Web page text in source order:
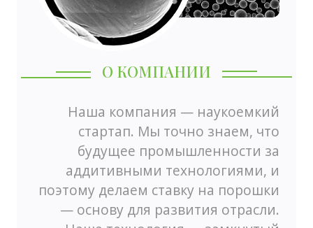
О КОМПАНИИ
Наша компания — наукоемкий
стартап. Мы точно знаем, что
будущее промышленности за
аддитивными технологиями, и
поэтому делаем ставку на порошки
— основу для развития отрасли.